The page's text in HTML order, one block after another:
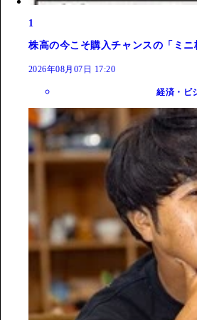
1
株高の今こそ購入チャンスの「ミ
2026年08月07日 17:20
経済・ビ